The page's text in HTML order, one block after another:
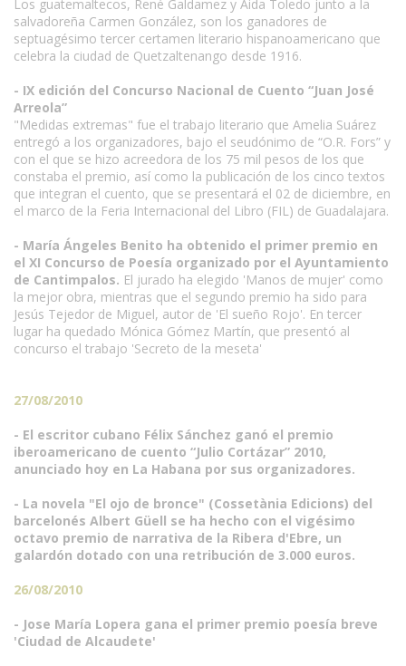
Los guatemaltecos, René Galdamez y Aida Toledo junto a la
salvadoreña Carmen González, son los ganadores de
septuagésimo tercer certamen literario hispanoamericano que
celebra la ciudad de Quetzaltenango desde 1916.
- IX edición del Concurso Nacional de Cuento “Juan José
Arreola”
"Medidas extremas" fue el trabajo literario que Amelia Suárez
entregó a los organizadores, bajo el seudónimo de “O.R. Fors” y
con el que se hizo acreedora de los 75 mil pesos de los que
constaba el premio, así como la publicación de los cinco textos
que integran el cuento, que se presentará el 02 de diciembre, en
el marco de la Feria Internacional del Libro (FIL) de Guadalajara.
- María Ángeles Benito ha obtenido el primer premio en
el XI Concurso de Poesía organizado por el Ayuntamiento
de Cantimpalos. El jurado ha elegido 'Manos de mujer' como
la mejor obra, mientras que el segundo premio ha sido para
Jesús Tejedor de Miguel, autor de 'El sueño Rojo'. En tercer
lugar ha quedado Mónica Gómez Martín, que presentó al
concurso el trabajo 'Secreto de la meseta'
27/08/2010
- El escritor cubano Félix Sánchez ganó el premio
iberoamericano de cuento “Julio Cortázar” 2010,
anunciado hoy en La Habana por sus organizadores.
- La novela "El ojo de bronce" (Cossetània Edicions) del
barcelonés Albert Güell se ha hecho con el vigésimo
octavo premio de narrativa de la Ribera d'Ebre, un
galardón dotado con una retribución de 3.000 euros.
26/08/2010
- Jose María Lopera gana el primer premio poesía breve
'Ciudad de Alcaudete'